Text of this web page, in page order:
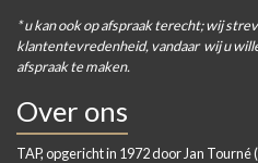
* u kan ook op afspraak terecht; wij
klantentevredenheid, vandaar wij u
afspraak te maken.
Over ons
TAP, opgericht in 1972 door Jan